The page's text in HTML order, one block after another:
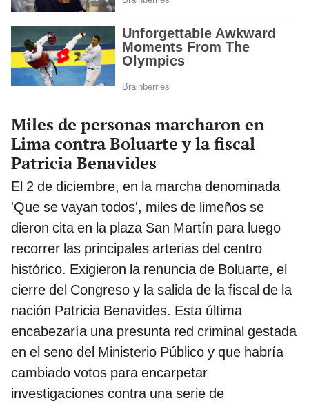
Miles de personas marcharon en
Lima contra Boluarte y la fiscal
Patricia Benavides
El 2 de diciembre, en la marcha denominada
'Que se vayan todos', miles de limeños se
dieron cita en la plaza San Martín para luego
recorrer las principales arterias del centro
histórico. Exigieron la renuncia de Boluarte, el
cierre del Congreso y la salida de la fiscal de la
nación Patricia Benavides. Esta última
encabezaría una presunta red criminal gestada
en el seno del Ministerio Público y que habría
cambiado votos para encarpetar
investigaciones contra una serie de